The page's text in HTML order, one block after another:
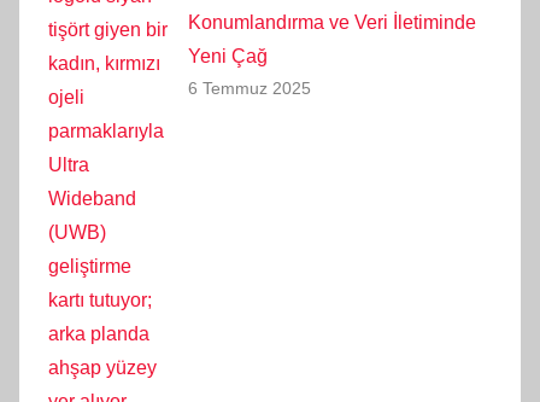
Konumlandırma ve Veri İletiminde
Yeni Çağ
6 Temmuz 2025